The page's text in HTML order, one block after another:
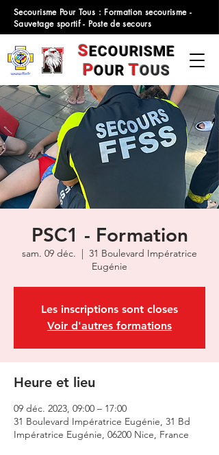
Secourisme Pour Tous : Formation secourisme -
Sauvetage sportif - Poste de secours
SECOURISME
POUR TOUS
PSC1 - Formation
sam. 09 déc.
  |
31 Boulevard Impératrice
Eugénie
Les inscriptions sont closes
Voir d'autres formations
Heure et lieu
09 déc. 2023, 09:00 – 17:00
31 Boulevard Impératrice Eugénie, 31 Bd
Impératrice Eugénie, 06200 Nice, France